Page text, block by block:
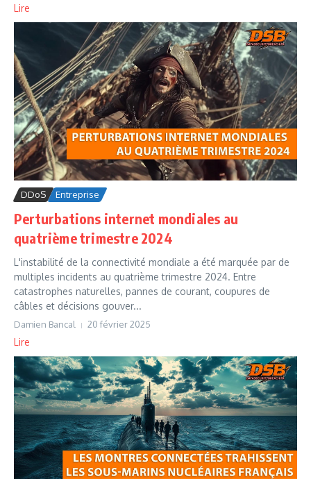
Lire
DDoS Entreprise
Perturbations internet mondiales au
quatrième trimestre 2024
L'instabilité de la connectivité mondiale a été marquée par de
multiples incidents au quatrième trimestre 2024. Entre
catastrophes naturelles, pannes de courant, coupures de
câbles et décisions gouver...
Damien Bancal 20 février 2025
Lire